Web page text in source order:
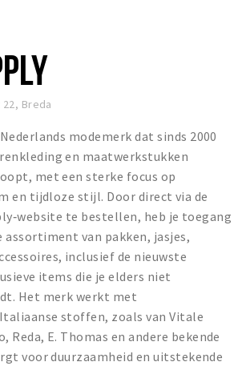
podia
, Breda
modemerk dat sinds 2000
en maatwerkstukken
met een sterke focus op
en tijdloze stijl. Door direct via de
te bestellen, heb je toegang
van pakken, jasjes,
inclusief de nieuwste
items die je elders niet
Het merk werkt met
stoffen, zoals van Vitale
Reda, E. Thomas en andere bekende
voor duurzaamheid en uitstekende